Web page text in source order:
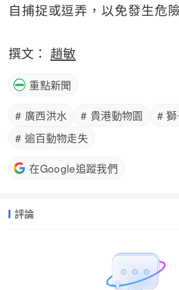
自捕捉或逗弄，以免發生危
撰文： 趙敏
重點新聞
# 廣西洪水 # 貴港動物園
#
# 逾百動物走失
在Google追蹤我們
評論